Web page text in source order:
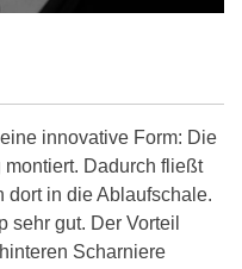
innovative Form: Die
Dadurch fließt
dort in die Ablaufschale.
sehr gut. Der Vorteil
Scharniere